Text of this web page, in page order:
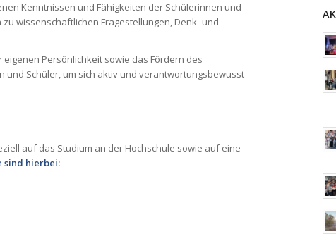
Kenntnissen und Fähigkeiten der Schülerinnen und
wissenschaftlichen Fragestellungen, Denk- und
Persönlichkeit sowie das Fördern des
Schüler, um sich aktiv und verantwortungsbewusst
auf das Studium an der Hochschule sowie auf eine
sind hierbei: